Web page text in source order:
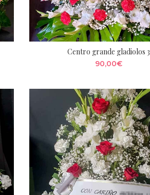
Centro grande gladiolos 3
90,00€